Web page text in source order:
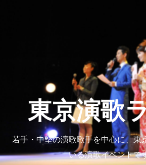
東京演歌
若手・中堅の演歌歌手を中心に、東
いる演歌イベントで